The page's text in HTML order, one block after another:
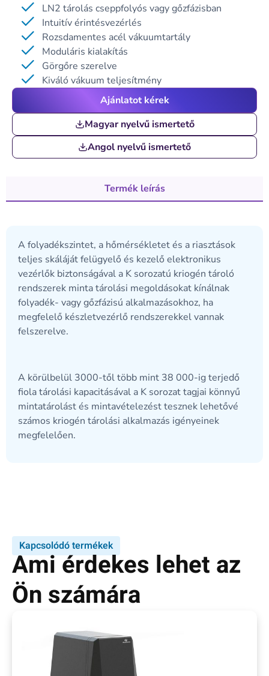
LN2 tárolás cseppfolyós vagy gőzfázisban
Intuitív érintésvezérlés
Rozsdamentes acél vákuumtartály
Moduláris kialakítás
Görgőre szerelve
Kiváló vákuum teljesítmény
Ajánlatot kérek
Magyar nyelvű ismertető
Angol nyelvű ismertető
Termék leírás
A folyadékszintet, a hőmérsékletet és a riasztások
teljes skáláját felügyelő és kezelő elektronikus
vezérlők biztonságával a K sorozatú kriogén tároló
rendszerek minta tárolási megoldásokat kínálnak
folyadék- vagy gőzfázisú alkalmazásokhoz, ha
megfelelő készletvezérlő rendszerekkel vannak
felszerelve.
A körülbelül 3000-től több mint 38 000-ig terjedő
fiola tárolási kapacitásával a K sorozat tagjai könnyű
mintatárolást és mintavételezést tesznek lehetővé
számos kriogén tárolási alkalmazás igényeinek
megfelelően.
Kapcsolódó termékek
Ami érdekes lehet az
Ön számára